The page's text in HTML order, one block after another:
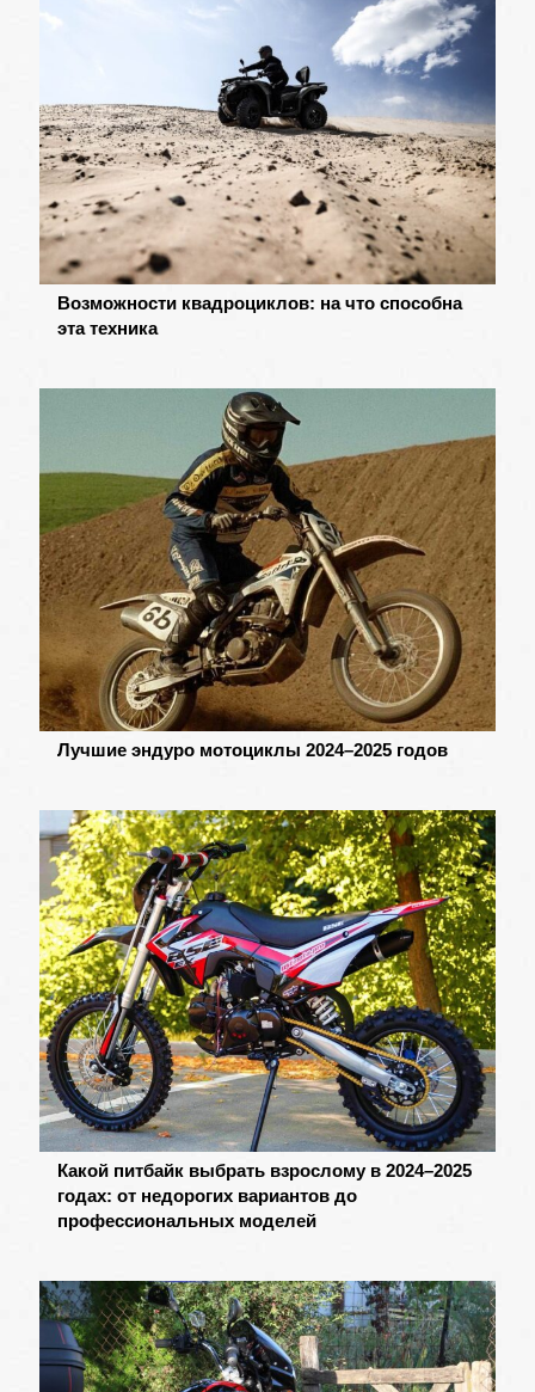
Возможности квадроциклов: на что способна
эта техника
Лучшие эндуро мотоциклы 2024–2025 годов
Какой питбайк выбрать взрослому в 2024–2025
годах: от недорогих вариантов до
профессиональных моделей